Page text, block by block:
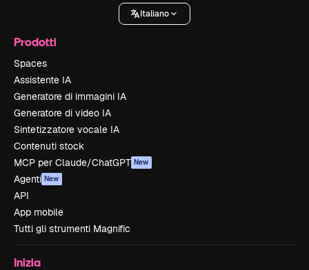
Italiano
Prodotti
Spaces
Assistente IA
Generatore di immagini IA
Generatore di video IA
Sintetizzatore vocale IA
Contenuti stock
MCP per Claude/ChatGPT New
Agenti New
API
App mobile
Tutti gli strumenti Magnific
Inizia